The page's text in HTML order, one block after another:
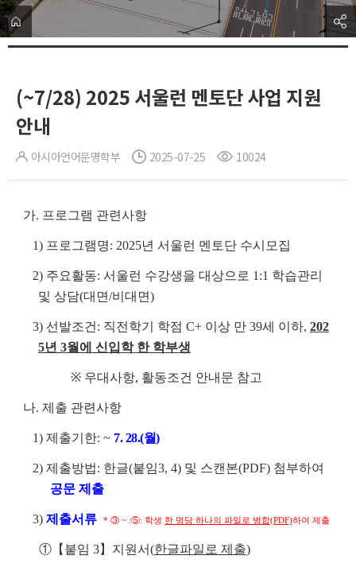
(~7/28) 2025 서울런 멘토단 사업 지원
안내
아시아언어문명학부 2025-07-25 10024
가. 프로그램 관련사항
1) 프로그램명: 2025년 서울런 멘토단 수시모집
2) 주요활동: 서울런 수강생을 대상으로 1:1 학습관리
및 상담(대면/비대면)
3) 선발조건: 직전학기 학점 C+ 이상 만 39세 이하, 202
5년 3월에 신입학 한 학부생
※ 우대사항, 활동조건 안내문 참고
나. 제출 관련사항
1) 제출기한: ~ 7. 28.(월)
2) 제출방법: 한글(붙임3, 4) 및 스캔본(PDF) 첨부하여
공문 제출
3) 제출서류 * ③ ~ :⑤: 학생 한 명당 하나의 파일로 병합(PDF)하여 제출
①【붙임 3】지원서(한글파일로 제출)